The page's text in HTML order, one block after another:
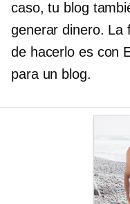
caso, tu blog
generar dinero. La
de hacerlo es con
para un blog.